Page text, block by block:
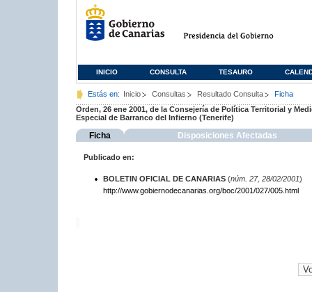
INICIO CONSULTA TESAURO
Estás en: Inicio Consultas Resultado Consulta
Ficha
Orden, 26 ene 2001, de la Consejería de Política Territorial y
Especial de Barranco del Infierno (Tenerife)
Ficha Disposiciones Afectadas
Publicado en:
BOLETIN OFICIAL DE CANARIAS(núm. 27, 28/02/2001)
http://www.gobiernodecanarias.org/boc/2001/027/005.html